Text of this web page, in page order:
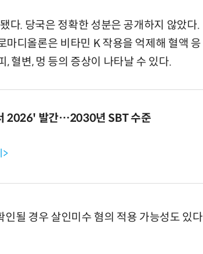
다. 당국은 정확한 성분은 공개하지 않았다.
디올론은 비타민 K 작용을 억제해 혈액 응
혈변, 멍 등의 증상이 나타날 수 있다.
2026' 발간…2030년 SBT 수준
>
될 경우 살인미수 혐의 적용 가능성도 있다